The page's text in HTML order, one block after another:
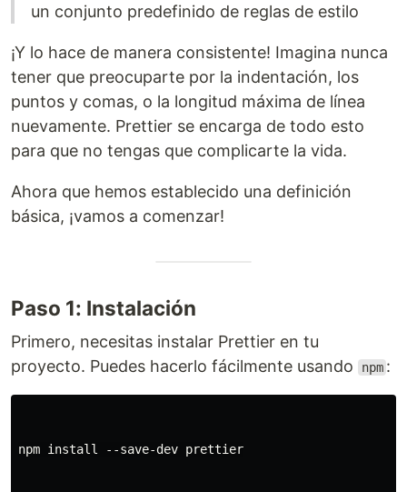
un conjunto predefinido de reglas de estilo
¡Y lo hace de manera consistente! Imagina nunca
tener que preocuparte por la indentación, los
puntos y comas, o la longitud máxima de línea
nuevamente. Prettier se encarga de todo esto
para que no tengas que complicarte la vida.
Ahora que hemos establecido una definición
básica, ¡vamos a comenzar!
Paso 1: Instalación
Primero, necesitas instalar Prettier en tu
proyecto. Puedes hacerlo fácilmente usando
npm :
npm install --save-dev prettier